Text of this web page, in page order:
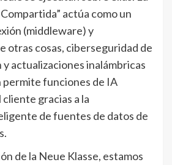
actúa como un
(middleware) y
otras cosas, ciberseguridad de
actualizaciones inalámbricas
permite funciones de IA
gracias a la
de fuentes de datos de
de la Neue Klasse, estamos